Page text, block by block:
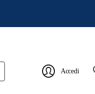
Accedi